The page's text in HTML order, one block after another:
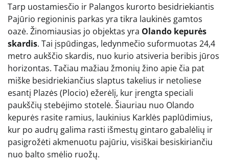
Tarp uostamiesčio ir Palangos kurorto besidriekiantis
Pajūrio regioninis parkas yra tikra laukinės gamtos
oazė. Žinomiausias jo objektas yra Olando kepurės
skardis. Tai įspūdingas, ledynmečio suformuotas 24,4
metro aukščio skardis, nuo kurio atsiveria beribis jūros
horizontas. Tačiau mažiau žmonių žino apie čia pat
miške besidriekiančius slaptus takelius ir netoliese
esantį Plazės (Plocio) ežerėlį, kur įrengta speciali
paukščių stebėjimo stotelė. Šiauriau nuo Olando
kepurės rasite ramius, laukinius Karklės paplūdimius,
kur po audrų galima rasti išmestų gintaro gabalėlių ir
pasigrožėti akmenuotu pajūriu, visiškai besiskiriančiu
nuo balto smėlio ruožų.